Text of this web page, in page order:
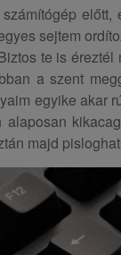
előtt,
sejtem
te is
a szent
egyike akar
alaposan
majd